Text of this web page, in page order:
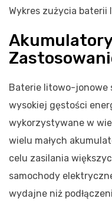
Wykres zużycia
Baterie litowo-jonowe
wysokiej gęstości
wykorzystywane w
wielu małych
celu zasilania
samochody
wydajne niż